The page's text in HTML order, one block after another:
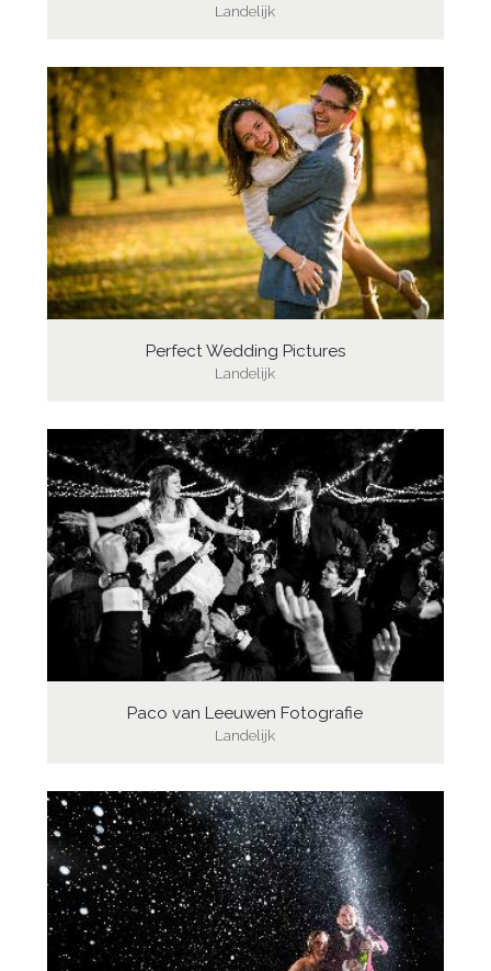
Landelijk
Perfect Wedding Pictures
Landelijk
Paco van Leeuwen Fotografie
Landelijk